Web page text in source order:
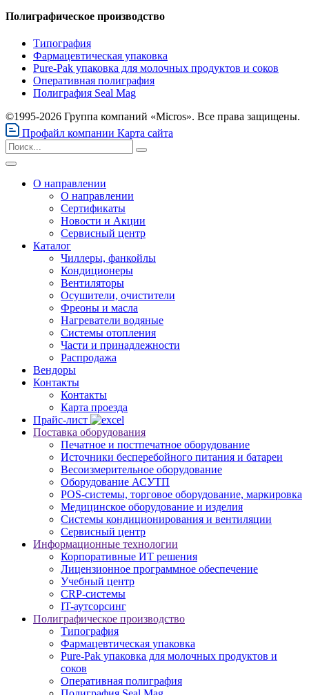
Полиграфическое производство
Типография
Фармацевтическая упаковка
Pure-Pak упаковка для молочных продуктов и соков
Оперативная полиграфия
Полиграфия Seal Mag
©1995-2026 Группа компаний «Micros». Все права защищены.
Профайл компании Карта сайта
О направлении
О направлении
Сертификаты
Новости и Акции
Сервисный центр
Каталог
Чиллеры, фанкойлы
Кондиционеры
Вентиляторы
Осушители, очистители
Фреоны и масла
Нагреватели водяные
Системы отопления
Части и принадлежности
Раcпродажа
Вендоры
Контакты
Контакты
Карта проезда
Прайс-лист
Поставка оборудования
Печатное и постпечатное оборудование
Источники бесперебойного питания и батареи
Весоизмерительное оборудование
Оборудование АСУТП
POS-системы, торговое оборудование, маркировка
Медицинское оборудование и изделия
Системы кондиционирования и вентиляции
Сервисный центр
Информационные технологии
Корпоративные ИТ решения
Лицензионное программное обеспечение
Учебный центр
CRP-системы
IT-аутсорсинг
Полиграфическое производство
Типография
Фармацевтическая упаковка
Pure-Pak упаковка для молочных продуктов и
соков
Оперативная полиграфия